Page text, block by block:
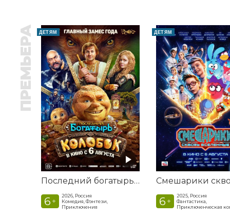
ПРЕМЬЕРА ДЕТЯМ
Последний богатырь. Колобок
6 +
2026, Россия
Комедия, Фэнтези,
Приключения
ДЕТЯМ
6 +
2025, Россия
Фантастика,
Приключенческая